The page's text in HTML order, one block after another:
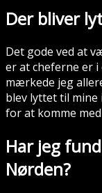
Der bliver
Det gode ved at
er at cheferne er
mærkede jeg
blev lyttet til mine
for at komme
Har jeg
Nørden?